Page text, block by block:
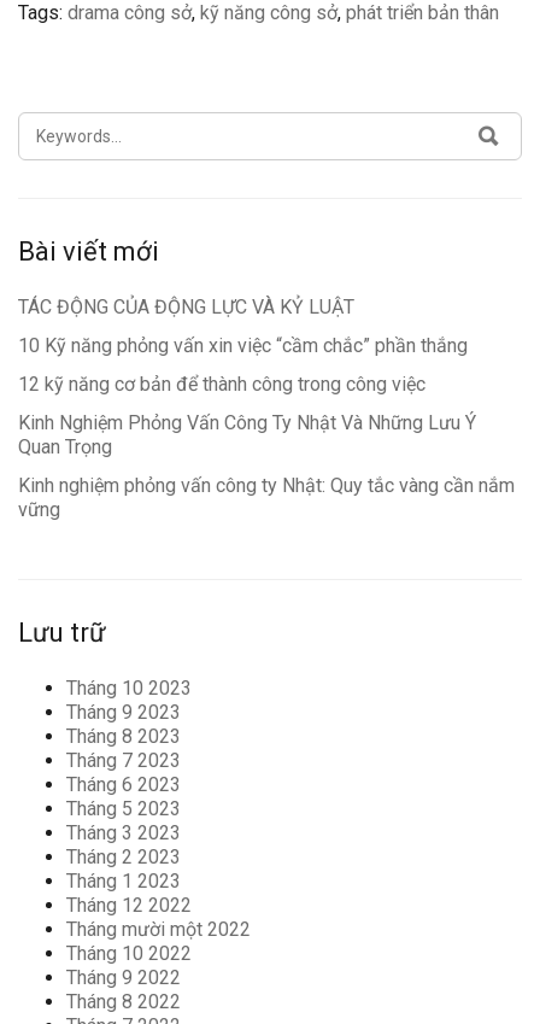
Tags: drama công sở, kỹ năng công sở, phát triển bản thân
SEARCH
FOR:
Bài viết mới
TÁC ĐỘNG CỦA ĐỘNG LỰC VÀ KỶ LUẬT
10 Kỹ năng phỏng vấn xin việc “cầm chắc” phần thắng
12 kỹ năng cơ bản để thành công trong công việc
Kinh Nghiệm Phỏng Vấn Công Ty Nhật Và Những Lưu Ý
Quan Trọng
Kinh nghiệm phỏng vấn công ty Nhật: Quy tắc vàng cần nắm
vững
Lưu trữ
Tháng 10 2023
Tháng 9 2023
Tháng 8 2023
Tháng 7 2023
Tháng 6 2023
Tháng 5 2023
Tháng 3 2023
Tháng 2 2023
Tháng 1 2023
Tháng 12 2022
Tháng mười một 2022
Tháng 10 2022
Tháng 9 2022
Tháng 8 2022